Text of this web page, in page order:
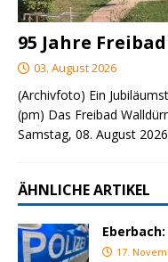
95 Jahre
03. August 2026
(Archivfoto) Ein
(pm) Das Freibad
Samstag, 08. August
ÄHNLICHE ARTIKEL
17.